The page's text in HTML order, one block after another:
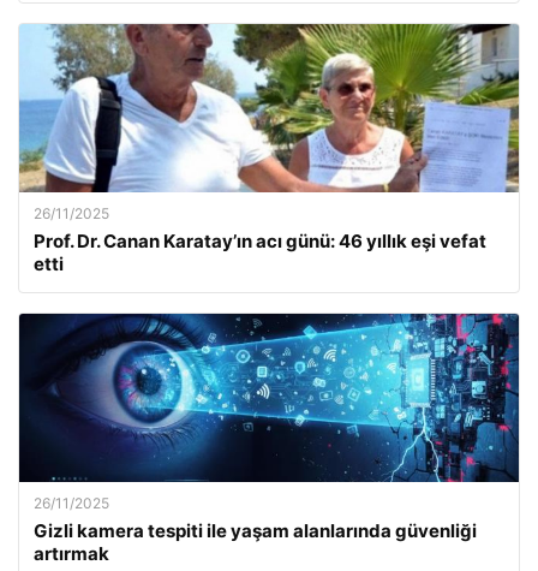
26/11/2025
Prof. Dr. Canan Karatay’ın acı günü: 46 yıllık eşi vefat
etti
26/11/2025
Gizli kamera tespiti ile yaşam alanlarında güvenliği
artırmak